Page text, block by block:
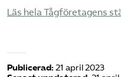
Läs hela Tågföretagens
Publicerad: 21 april 2023